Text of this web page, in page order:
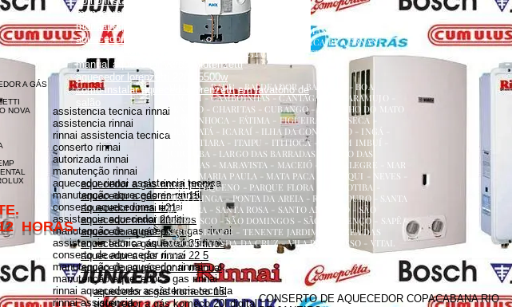
aquecedor a gás komeco 15l
aquecedor a gás komeco 20l digital
A GÁS
NOVA
aquecedor a gás rinnai preço
aquecedor a gás rinnai 15l
aquecedor rinnai e21
aquecedor rinnai 21 litros
aquecedor a gás preço
aquecedor a gás rinnai 35 litros
aquecedor a gás rinnai 22 5
aquecedor a gás rinnai manual
CONSERTO DE AQUECEDOR COPACABANA RIO
assistencia tecnica rinnai
assistencia rinnai
rinnai assistencia tecnica
conserto rinnai
autorizada rinnai
manutenção rinnai
aquecedor rinnai assistencia tecnica
manutenção aquecedores rinnai
conserto aquecedores rinnai
assistencia aquecedor rinnai
manutenção de aquecedor a gas rinnai
assistencia tecnica aquecedor rinnai
conserto de aquecedor rinnai
manutenção de aquecedor rinnai
manutenção aquecedor a gas rinnai
rinnai aquecedores assistencia tecnica
rinnai assistencia
monocomando
manual aquecedor lorenzetti
aquecedor lorenzetti 110v
aquecedor lorenzetti água da rua
manual aquecedor versátil lorenzetti
aquecedor lorenzetti 220v 5500w
como instalar aquecedor lorenzetti em lavatório de
salão
AQUECEDOR A GÁS, CONSERTO, MANUTENÇÃO,
INSTALAÇÃO, ASSISTÊNCIA TÉCNICA RUA ERNANI
AMARAL PEIXOTO 252 CENTRO NITERÓI
NITERÓI RJ
ATALAIA - BADU - BALDEADOR - BARRETO - BOA
VIAGEM - CAMBOINHAS - CANTAGALO - CARAMUJO -
CENTRO - CHARITAS - CUBANGO - ENGENHO DO MATO
- ENGENHOCA - FÁTIMA - FIGUEIRA - FONSECA -
GRAGOATÁ - ICARAÍ - ILHA DA CONCEIÇÃO - INGÁ -
ITACOATIARA - ITAIPU - ITITIOCA - JARDIM IMBUÍ -
JURUJUBA - LARGO DAS BARRADAS - LARGO DAS
BATALHAS - MARAVISTA - MACEIÓ - MAR ALEGRE - MAR
AZUL - MARIA PAULA - MATA PACA - MURIQUI - NEVES -
PADRE PEQUENO - PARQUE FLORA - PENDOTIBA -
PIRATININGA - PONTA DA AREIA - RIO DO OURO - SANTA
BÁRBARA - SANTA ROSA - SANTO ANTÔNIO - SÃO
FRANCISCO - SÃO DOMINGOS - SÃO LOURENÇO - SAPÊ -
SERRA GRANDE - TENENTE JARDIM - VARZEA DAS
MOÇAS - VENDA DA CRUZ - VILA PROGRESSO - VITAL
BRASIL